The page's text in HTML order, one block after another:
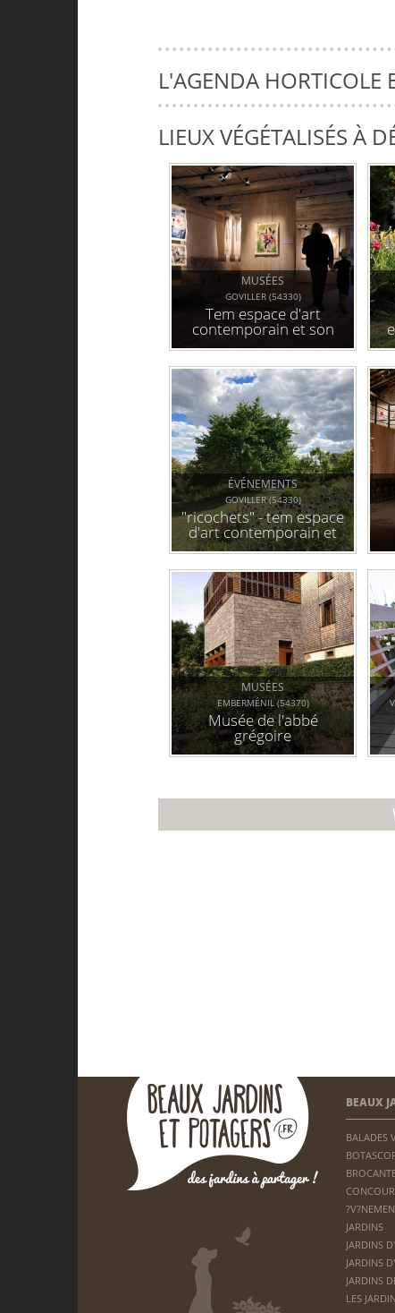
L'AGENDA HORTICOLE
LIEUX VÉGÉTALISÉS À
MUSÉES
GOVILLER (54330)
Tem espace d'art
contemporain et son
jardin
ÉVÉNEMENTS
GOVILLER (54330)
"ricochets" - tem espace
d'art contemporain et
soo jardin. exposition
MUSÉES
EMBERMÉNIL (54370)
Musée de l'abbé
grégoire
BEAUX
BALADES
JARDINS
JARDINS
JARDINS
JARDINS
LES